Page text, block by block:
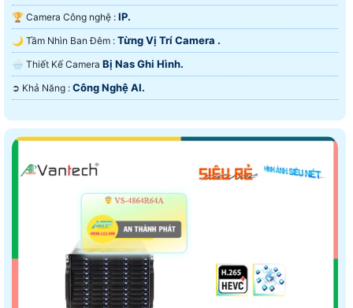
🏆 Camera Công nghệ : IP.
🌙 Tầm Nhìn Ban Đêm : Từng Vị Trí Camera .
🌧️ Thiết Kế Camera Bị Nas Ghi Hình.
️➲ Khả Năng : Công Nghệ AI.